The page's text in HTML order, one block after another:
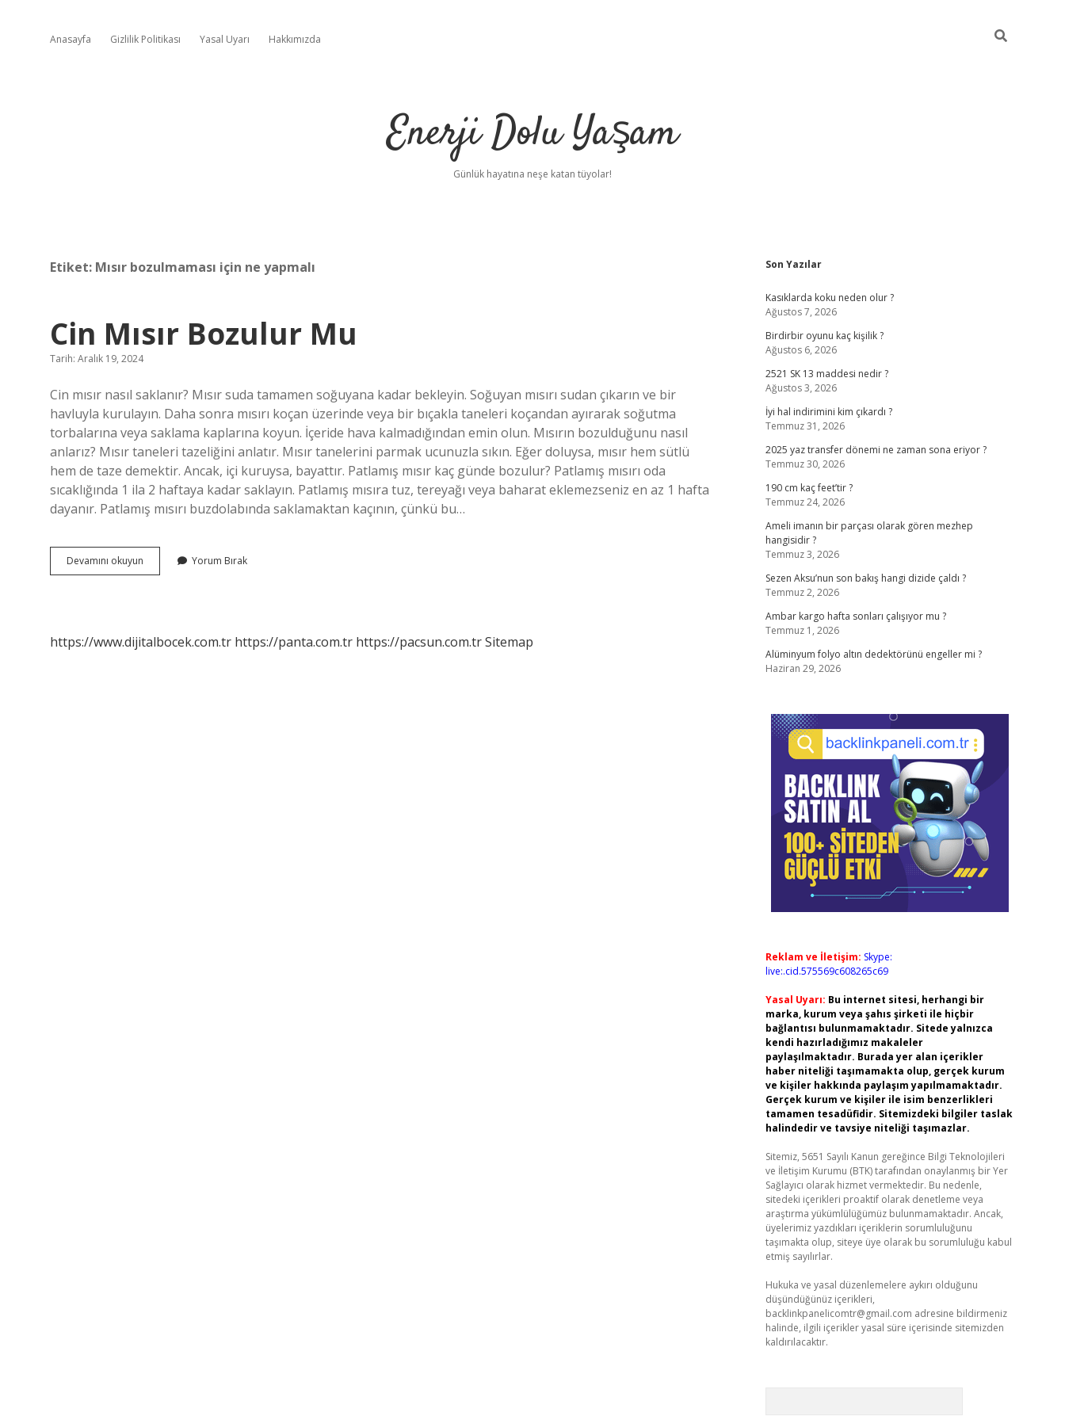
Anasayfa Gizlilik Politikası Yasal Uyarı Hakkımızda
Enerji Dolu Yaşam
Günlük hayatına neşe katan tüyolar!
Etiket: Mısır bozulmaması için ne yapmalı
Cin Mısır Bozulur Mu
Tarih: Aralık 19, 2024
Cin mısır nasıl saklanır? Mısır suda tamamen soğuyana kadar bekleyin. Soğuyan mısırı sudan çıkarın ve bir
havluyla kurulayın. Daha sonra mısırı koçan üzerinde veya bir bıçakla taneleri koçandan ayırarak soğutma
torbalarına veya saklama kaplarına koyun. İçeride hava kalmadığından emin olun. Mısırın bozulduğunu nasıl
anlarız? Mısır taneleri tazeliğini anlatır. Mısır tanelerini parmak ucunuzla sıkın. Eğer doluysa, mısır hem sütlü
hem de taze demektir. Ancak, içi kuruysa, bayattır. Patlamış mısır kaç günde bozulur? Patlamış mısırı oda
sıcaklığında 1 ila 2 haftaya kadar saklayın. Patlamış mısıra tuz, tereyağı veya baharat eklemezseniz en az 1 hafta
dayanır. Patlamış mısırı buzdolabında saklamaktan kaçının, çünkü bu…
Devamını okuyun
Mısır
Yorum Bırak
https://www.dijitalbocek.com.tr https://panta.com.tr https://pacsun.com.trSitemap
Sidebar
Son Yazılar
Kasıklarda koku neden olur ?
Ağustos 7, 2026
Birdirbir oyunu kaç kişilik ?
Ağustos 6, 2026
2521 SK 13 maddesi nedir ?
Ağustos 3, 2026
İyi hal indirimini kim çıkardı ?
Temmuz 31, 2026
2025 yaz transfer dönemi ne zaman sona eriyor ?
Temmuz 30, 2026
190 cm kaç feet’tir ?
Temmuz 24, 2026
Ameli imanın bir parçası olarak gören mezhep
hangisidir ?
Temmuz 3, 2026
Sezen Aksu’nun son bakış hangi dizide çaldı ?
Temmuz 2, 2026
Ambar kargo hafta sonları çalışıyor mu ?
Temmuz 1, 2026
Alüminyum folyo altın dedektörünü engeller mi ?
Haziran 29, 2026
Reklam ve İletişim: Skype:
live:.cid.575569c608265c69
Yasal Uyarı: Bu internet sitesi, herhangi bir
marka, kurum veya şahıs şirketi ile hiçbir
bağlantısı bulunmamaktadır. Sitede yalnızca
kendi hazırladığımız makaleler
paylaşılmaktadır. Burada yer alan içerikler
haber niteliği taşımamakta olup, gerçek kurum
ve kişiler hakkında paylaşım yapılmamaktadır.
Gerçek kurum ve kişiler ile isim benzerlikleri
tamamen tesadüfidir. Sitemizdeki bilgiler taslak
halindedir ve tavsiye niteliği taşımazlar.
Sitemiz, 5651 Sayılı Kanun gereğince Bilgi Teknolojileri
ve İletişim Kurumu (BTK) tarafından onaylanmış bir Yer
Sağlayıcı olarak hizmet vermektedir. Bu nedenle,
sitedeki içerikleri proaktif olarak denetleme veya
araştırma yükümlülüğümüz bulunmamaktadır. Ancak,
üyelerimiz yazdıkları içeriklerin sorumluluğunu
taşımakta olup, siteye üye olarak bu sorumluluğu kabul
etmiş sayılırlar.
Hukuka ve yasal düzenlemelere aykırı olduğunu
düşündüğünüz içerikleri,
backlinkpanelicomtr@gmail.com adresine bildirmeniz
halinde, ilgili içerikler yasal süre içerisinde sitemizden
kaldırılacaktır.